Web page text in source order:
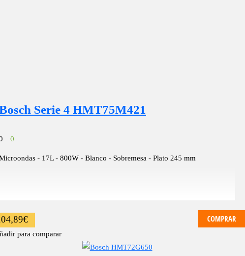
Serie 4 HMT75M421
0
- 17L - 800W - Blanco - Sobremesa - Plato 245 mm
€ COMPRAR
para comparar